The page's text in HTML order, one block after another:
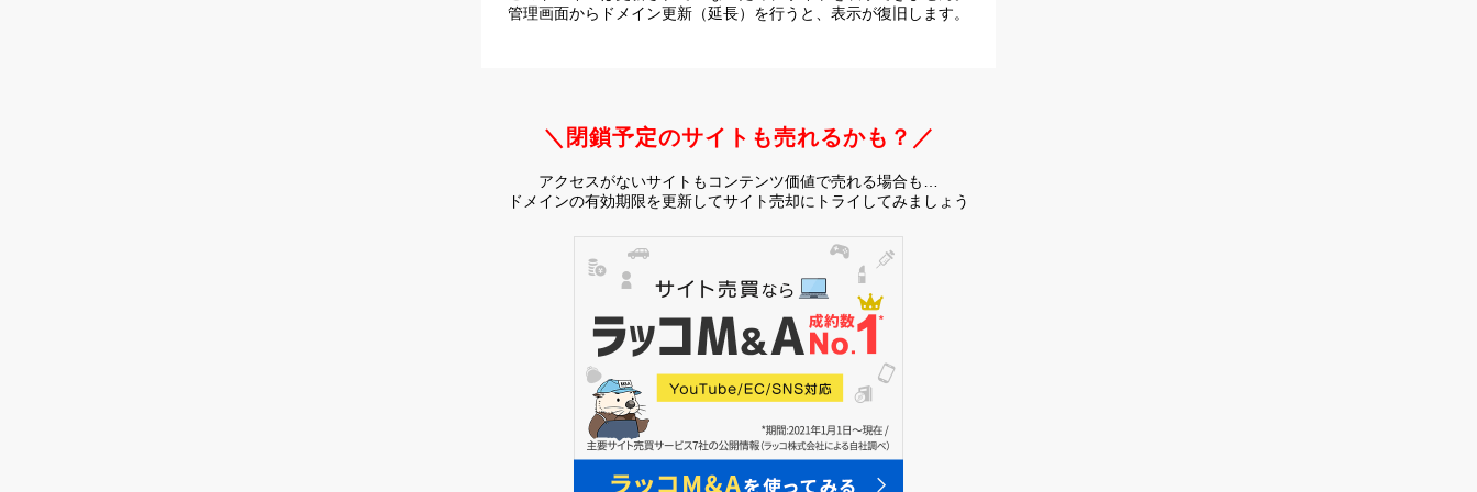
管理画面からドメイン更新（延長）を行うと、 表示が復旧します。
＼閉鎖予定のサイトも売れるかも？／
アクセスがないサイトもコンテンツ価値で売れる場合も…
ドメインの有効期限を更新してサイト売却にトライしてみましょう